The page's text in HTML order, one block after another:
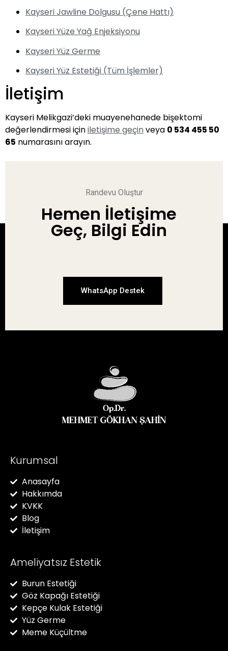
Kayseri Jawline Dolgusu (Çene Hattı)
Kayseri Yüze Yağ Enjeksiyonu
Kayseri Yüz Germe
Kayseri Yüz Estetiği (Tüm İşlemler)
İletişim
Kayseri Melikgazi’deki muayenehanede bişektomi
değerlendirmesi içiniletişime geçinveya 0 534 455 50
65 numarasını arayın.
Randevu Oluştur
Hemen İletişime
Geç, Bilgi Edin
WhatsApp Destek
Kurumsal
Anasayfa
Hakkımda
KVKK
Blog
İletişim
Ameliyatsız Estetik
Burun Estetiği
Göz Kapağı Estetiği
Kepçe Kulak Estetiği
Yüz Germe
Meme Küçültme